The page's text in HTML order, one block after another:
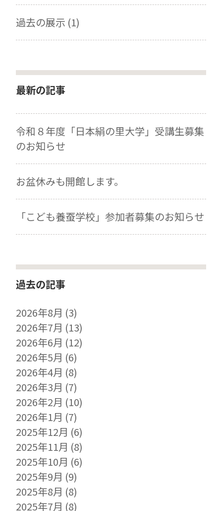
過去の展示 (1)
最新の記事
令和８年度「日本絹の里大学」受講生募集
のお知らせ
お盆休みも開館します。
「こども養蚕学校」参加者募集のお知らせ
過去の記事
2026年8月 (3)
2026年7月 (13)
2026年6月 (12)
2026年5月 (6)
2026年4月 (8)
2026年3月 (7)
2026年2月 (10)
2026年1月 (7)
2025年12月 (6)
2025年11月 (8)
2025年10月 (6)
2025年9月 (9)
2025年8月 (8)
2025年7月 (8)